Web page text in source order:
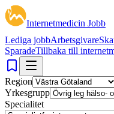
Internetmedicin Jobb
Lediga jobbArbetsgivare
SparadeTillbaka till
Region
Yrkesgrupp
Specialitet